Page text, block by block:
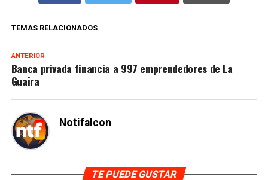
TEMAS RELACIONADOS
ANTERIOR
Banca privada financia a 997 emprendedores de La
Guaira
Notifalcon
TE PUEDE GUSTAR